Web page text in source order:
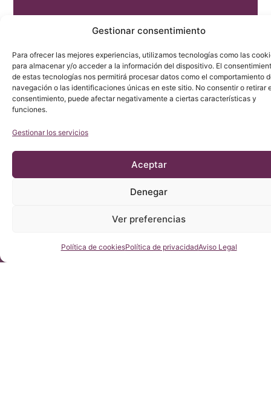
Gestionar consentimiento
Para ofrecer las mejores experiencias, utilizamos tecnologías como las
para almacenar y/o acceder a la información del dispositivo. El
de estas tecnologías nos permitirá procesar datos como el comportamiento
navegación o las identificaciones únicas en este sitio. No consentir o retirar
consentimiento, puede afectar negativamente a ciertas características y
funciones.
Gestionar los servicios
Aceptar
Denegar
Ver preferencias
Política de cookiesPolítica de privacidadAviso Legal
Consúltenos